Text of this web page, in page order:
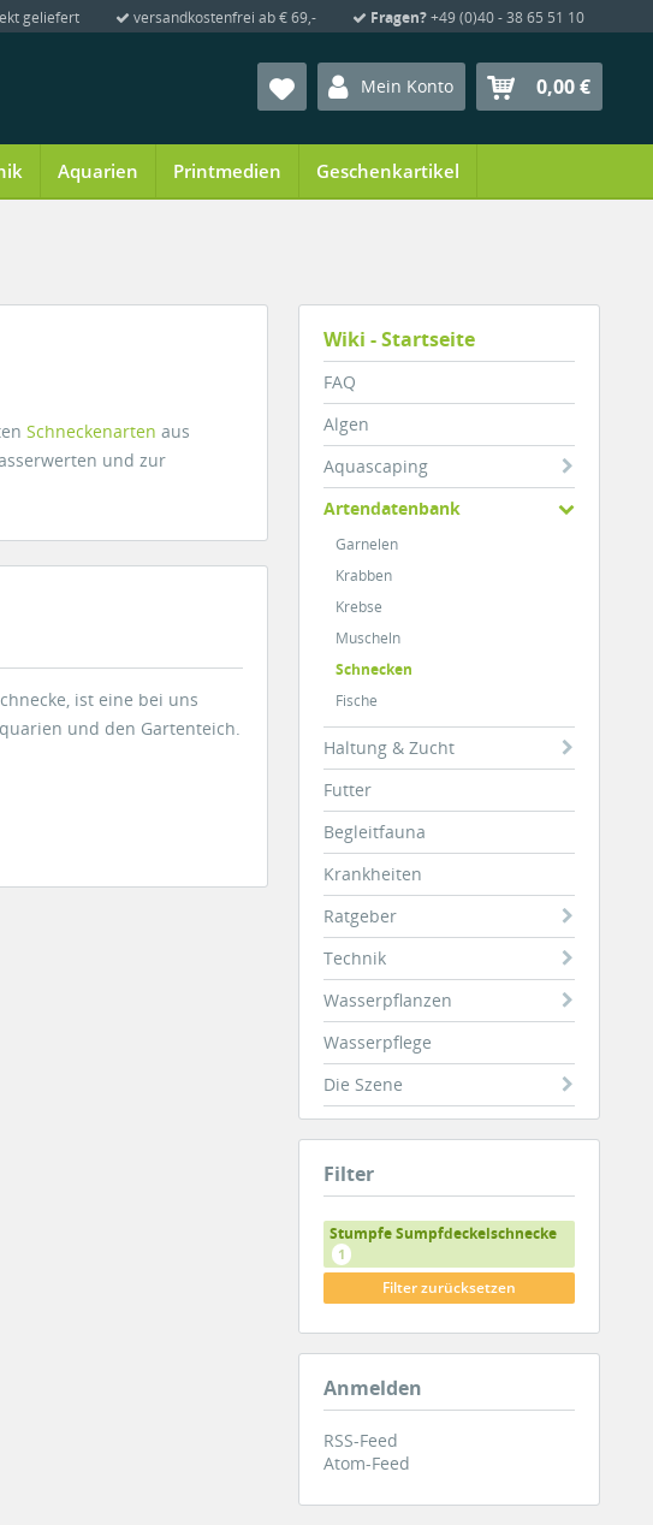
geliefert versandkostenfrei ab € 69,- Fragen?+49 (0)40 - 38 65 51 10
Mein Konto 0,00 €
Aquarien Printmedien Geschenkartikel
Wiki - Startseite
FAQ
Algen
Aquascaping
Artendatenbank
Garnelen
Krabben
Krebse
Muscheln
Schnecken
Fische
Haltung & Zucht
Futter
Begleitfauna
Krankheiten
Ratgeber
Technik
Wasserpflanzen
Wasserpflege
Die Szene
Filter
Stumpfe Sumpfdeckelschnecke
1
Filter zurücksetzen
Anmelden
RSS-Feed
Atom-Feed
Schneckenarten aus
und zur
ist eine bei uns
und den Gartenteich.